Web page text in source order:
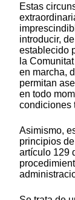
Estas
introducir,
establecido
la
en marcha,
permitan
en todo
condiciones
Asimismo,
principios
artículo 129